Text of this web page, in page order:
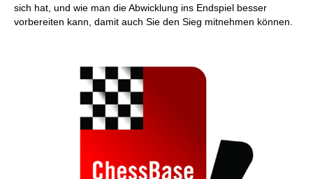
sich hat, und wie man die Abwicklung ins Endspiel besser
vorbereiten kann, damit auch Sie den Sieg mitnehmen können.